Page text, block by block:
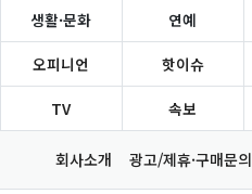
생활·문화 연예
오피니언 핫이슈
TV 속보
회사소개 광고/제휴·구매문의